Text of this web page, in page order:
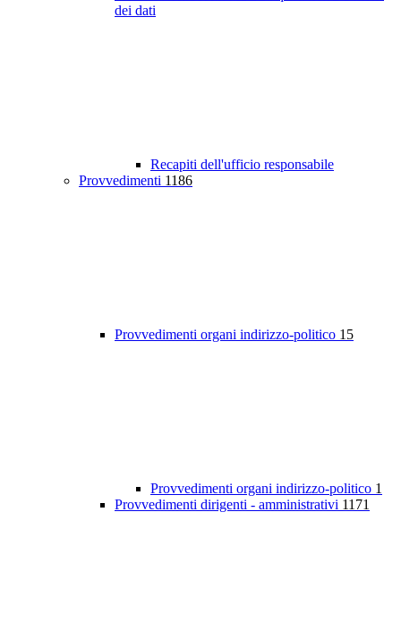
dei dati
Recapiti dell'ufficio responsabile
Provvedimenti 1186
Provvedimenti organi indirizzo-politico 15
Provvedimenti organi indirizzo-politico 1
Provvedimenti dirigenti - amministrativi 1171